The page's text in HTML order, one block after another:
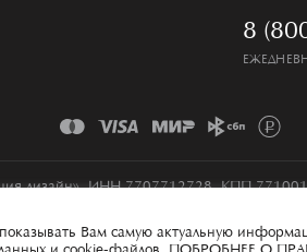
Вам самую актуальную
8
дизайн», ИНН 7707712728, КПП
Карта сайта